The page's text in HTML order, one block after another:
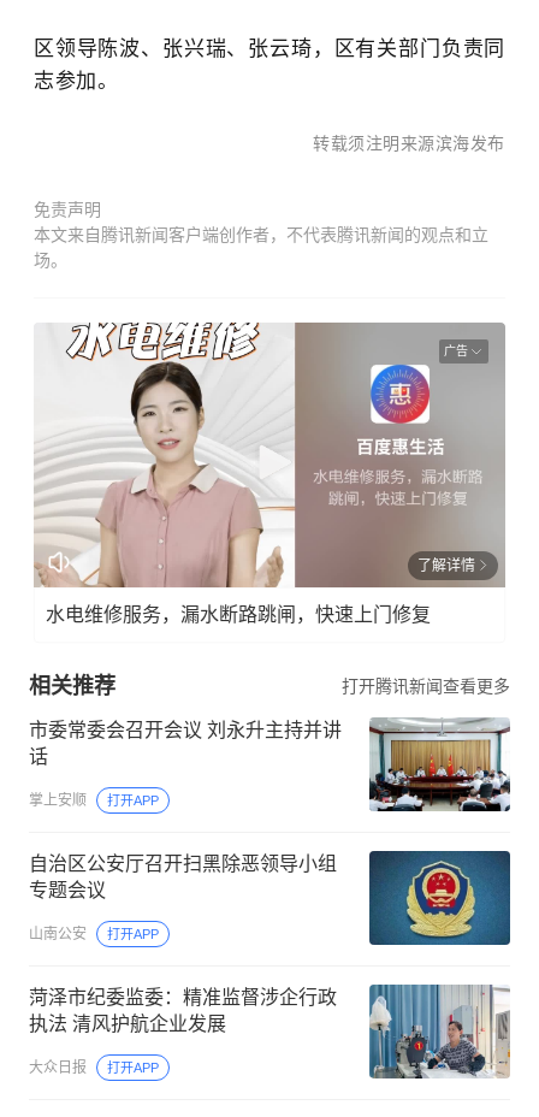
区领导陈波、张兴瑞、张云琦，区有关部门负责同
志参加。
转载须注明来源滨海发布
免责声明
本文来自腾讯新闻客户端创作者，不代表腾讯新闻的观点和立
场。
广告
了解详情
水电维修服务，漏水断路跳闸，快速上门修复
相关推荐 打开腾讯新闻查看更多
市委常委会召开会议 刘永升主持并讲
话
掌上安顺 打开APP
自治区公安厅召开扫黑除恶领导小组
专题会议
山南公安 打开APP
菏泽市纪委监委：精准监督涉企行政
执法 清风护航企业发展
大众日报 打开APP